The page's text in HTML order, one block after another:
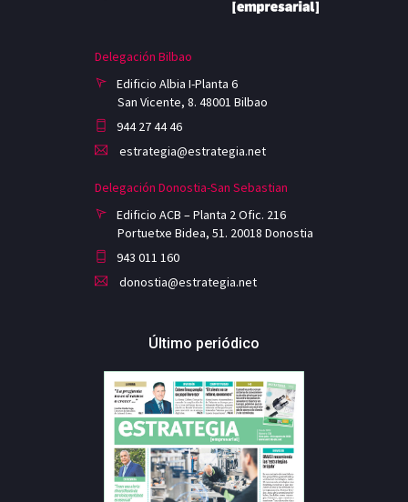
Delegación Bilbao
Edificio Albia I-Planta 6
San Vicente, 8. 48001 Bilbao
944 27 44 46
estrategia@estrategia.net
Delegación Donostia-San Sebastian
Edificio ACB – Planta 2 Ofic. 216
Portuetxe Bidea, 51. 20018 Donostia
943 011 160
donostia@estrategia.net
Último periódico